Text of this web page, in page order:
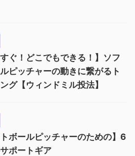
すぐ！どこでもできる！】ソフ
ルピッチャーの動きに繋がるト
グ【ウィンドミル投法】
トボールピッチャーのための】6
ポートギア